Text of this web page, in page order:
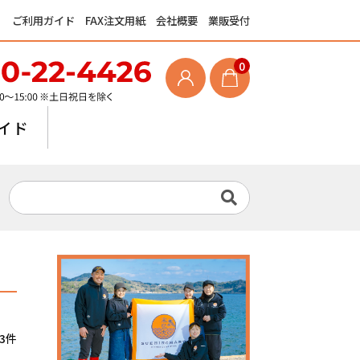
ご利用ガイド FAX注文用紙 会社概要 業販受付
0
ド
件